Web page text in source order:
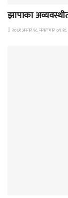
झापाका
२०८१ असार १८, मंगलवार ०९:१८